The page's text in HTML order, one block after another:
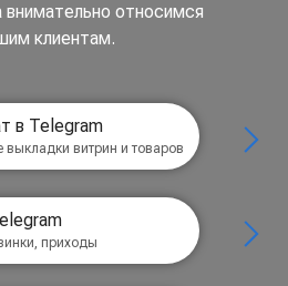
внимательно относимся
клиентам.
в Telegram
выкладки витрин и товаров
приходы